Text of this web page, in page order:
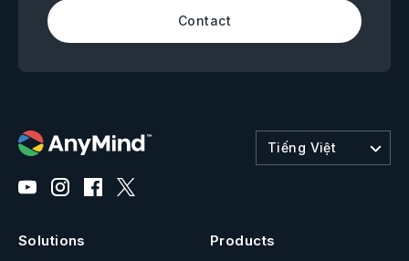
Contact
Tiếng Việt
Solutions Products